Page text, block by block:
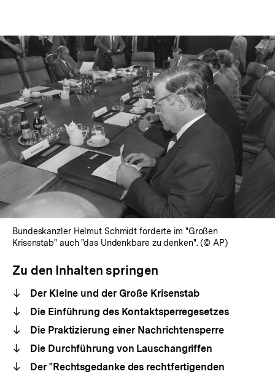
Bundeskanzler Helmut Schmidt forderte im "Großen
Krisenstab" auch "das Undenkbare zu denken". (© AP)
Zu den Inhalten springen
Der Kleine und der Große Krisenstab
Die Einführung des Kontaktsperregesetzes
Die Praktizierung einer Nachrichtensperre
Die Durchführung von Lauschangriffen
Der "Rechtsgedanke des rechtfertigenden